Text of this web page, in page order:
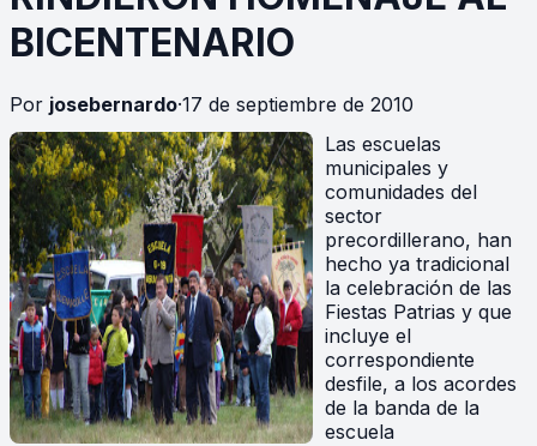
BICENTENARIO
Por josebernardo·17 de septiembre de 2010
Las escuelas
municipales y
comunidades del
sector
precordillerano, han
hecho ya tradicional
la celebración de las
Fiestas Patrias y que
incluye el
correspondiente
desfile, a los acordes
de la banda de la
escuela